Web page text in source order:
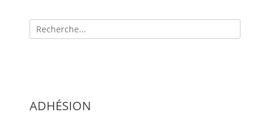
Recherche
pour:
ADHÉSION